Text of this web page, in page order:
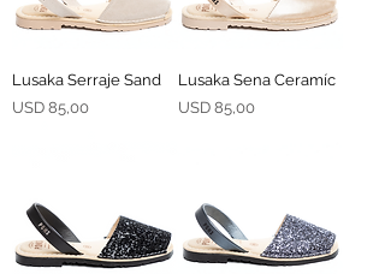
Lusaka Serraje Sand
Precio
USD 85,00
Lusaka Sena Ceramíc
Precio
USD 85,00